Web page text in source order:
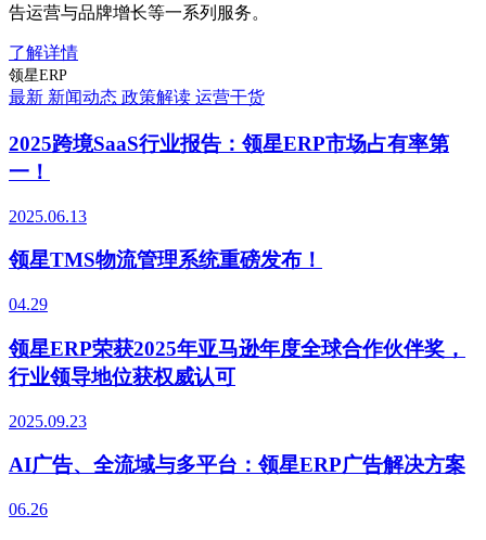
告运营与品牌增长等一系列服务。
了解详情
领星ERP
最新 新闻动态 政策解读 运营干货
2025跨境SaaS行业报告：领星ERP市场占有率第
一！
2025.06.13
领星TMS物流管理系统重磅发布！
04.29
领星ERP荣获2025年亚马逊年度全球合作伙伴奖，
行业领导地位获权威认可
2025.09.23
AI广告、全流域与多平台：领星ERP广告解决方案
06.26